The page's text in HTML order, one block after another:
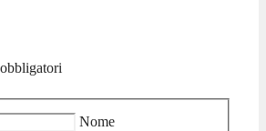
Nome